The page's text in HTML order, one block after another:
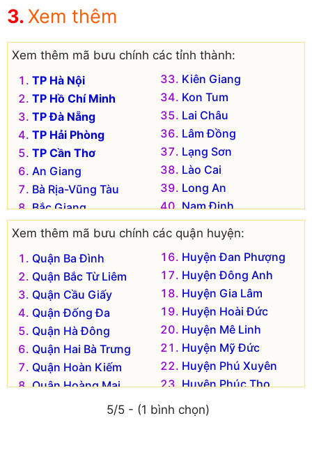
Xem thêm
Xem thêm mã bưu chính các tỉnh thành:
TP Hà Nội
TP Hồ Chí Minh
TP Đà Nẵng
TP Hải Phòng
TP Cần Thơ
An Giang
Bà Rịa-Vũng Tàu
Bắc Giang
Bắc Kạn
Bắc Ninh
Bến Tre
Bình Định
Bình Dương
Bình Phước
Bình Thuận
Cà Mau
Cao Bằng
Kiên Giang
Kon Tum
Lai Châu
Lâm Đồng
Lạng Sơn
Lào Cai
Long An
Nam Định
Nghệ An
Ninh Bình
Ninh Thuận
Phú Thọ
Phú Yên
Quảng Bình
Quảng Nam
Quảng Ngãi
Quảng Ninh
Quảng Trị
Sóc Trăng
Xem thêm mã bưu chính các quận huyện:
Quận Ba Đình
Quận Bắc Từ Liêm
Quận Cầu Giấy
Quận Đống Đa
Quận Hà Đông
Quận Hai Bà Trưng
Quận Hoàn Kiếm
Quận Hoàng Mai
Quận Long Biên
Huyện Đan Phượng
Huyện Đông Anh
Huyện Gia Lâm
Huyện Hoài Đức
Huyện Mê Linh
Huyện Mỹ Đức
Huyện Phú Xuyên
Huyện Phúc Thọ
Huyện Quốc Oai
Huyện Sóc Sơn
5/5 - (1 bình chọn)